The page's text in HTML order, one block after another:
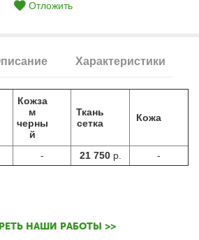
Отложить
Характеристики
Кожза
м
черны
й
Ткань
сетка
Кожа
- 21 750р. -
НАШИ РАБОТЫ >>